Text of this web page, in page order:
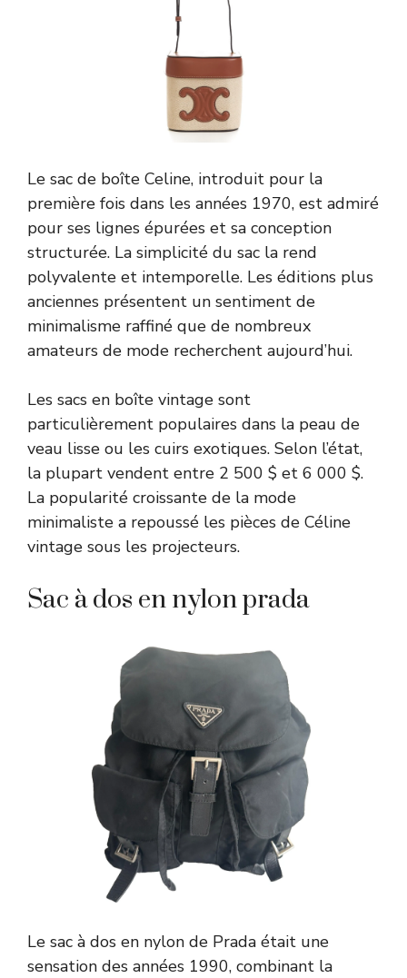
Le sac de boîte Celine, introduit pour la
première fois dans les années 1970, est admiré
pour ses lignes épurées et sa conception
structurée. La simplicité du sac la rend
polyvalente et intemporelle. Les éditions plus
anciennes présentent un sentiment de
minimalisme raffiné que de nombreux
amateurs de mode recherchent aujourd’hui.
Les sacs en boîte vintage sont
particulièrement populaires dans la peau de
veau lisse ou les cuirs exotiques. Selon l’état,
la plupart vendent entre 2 500 $ et 6 000 $.
La popularité croissante de la mode
minimaliste a repoussé les pièces de Céline
vintage sous les projecteurs.
Sac à dos en nylon prada
Le sac à dos en nylon de Prada était une
sensation des années 1990, combinant la